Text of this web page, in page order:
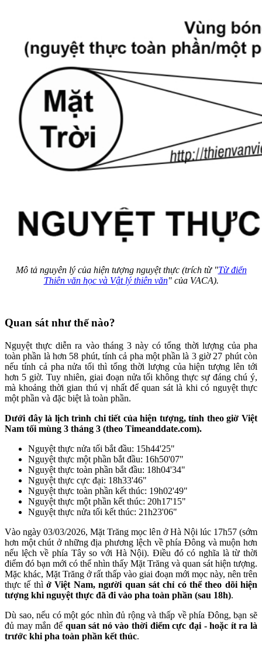
Mô tả nguyên lý của hiện tượng nguyệt thực (trích từ "Từ điển
Thiên văn học và Vật lý thiên văn" của VACA).
Quan sát như thế nào?
Nguyệt thực diễn ra vào tháng 3 này có tổng thời lượng của pha
toàn phần là hơn 58 phút, tính cả pha một phần là 3 giờ 27 phút còn
nếu tính cả pha nửa tối thì tổng thời lượng của hiện tượng lên tới
hơn 5 giờ. Tuy nhiên, giai đoạn nửa tối không thực sự đáng chú ý,
mà khoảng thời gian thú vị nhất để quan sát là khi có nguyệt thực
một phần và đặc biệt là toàn phần.
Dưới đây là lịch trình chi tiết của hiện tượng, tính theo giờ Việt
Nam tối mùng 3 tháng 3 (theo Timeanddate.com).
Nguyệt thực nửa tối bắt đầu: 15h44'25"
Nguyệt thực một phần bắt đầu: 16h50'07"
Nguyệt thực toàn phần bắt đầu: 18h04'34"
Nguyệt thực cực đại: 18h33'46"
Nguyệt thực toàn phần kết thúc: 19h02'49"
Nguyệt thực một phần kết thúc: 20h17'15"
Nguyệt thực nửa tối kết thúc: 21h23'06"
Vào ngày 03/03/2026, Mặt Trăng mọc lên ở Hà Nội lúc 17h57 (sớm
hơn một chút ở những địa phương lệch về phía Đông và muộn hơn
nếu lệch về phía Tây so với Hà Nội). Điều đó có nghĩa là từ thời
điểm đó bạn mới có thể nhìn thấy Mặt Trăng và quan sát hiện tượng.
Mặc khác, Mặt Trăng ở rất thấp vào giai đoạn mới mọc này, nên trên
thực tế thìở Việt Nam, người quan sát chỉ có thể theo dõi hiện
tượng khi nguyệt thực đã đi vào pha toàn phần (sau 18h).
Dù sao, nếu có một góc nhìn đủ rộng và thấp về phía Đông, bạn sẽ
đủ may mắn để quan sát nó vào thời điểm cực đại - hoặc ít ra là
trước khi pha toàn phần kết thúc.